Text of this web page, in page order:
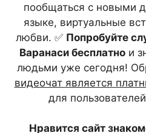
пообщаться с новыми
языке, виртуальные
любви. ✅ Попробуйте
Варанаси бесплатнои
людьми уже сегодня!
видеочат является
для
Нравится сайт